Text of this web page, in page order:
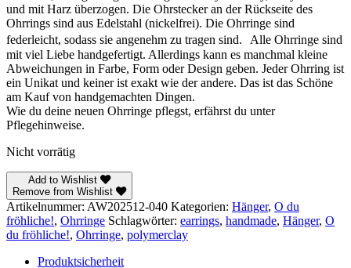
und mit Harz überzogen. Die Ohrstecker an der Rückseite des
Ohrrings sind aus Edelstahl (nickelfrei). Die Ohrringe sind
federleicht, sodass sie angenehm zu tragen sind. Alle Ohrringe sind
mit viel Liebe handgefertigt. Allerdings kann es manchmal kleine
Abweichungen in Farbe, Form oder Design geben. Jeder Ohrring ist
ein Unikat und keiner ist exakt wie der andere. Das ist das Schöne
am Kauf von handgemachten Dingen.
Wie du deine neuen Ohrringe pflegst, erfährst du unter
Pflegehinweise.
Nicht vorrätig
Add to Wishlist
Remove from Wishlist
Artikelnummer: AW202512-040 Kategorien: Hänger, O du
fröhliche!, Ohrringe Schlagwörter: earrings, handmade, Hänger, O
du fröhliche!, Ohrringe, polymerclay
Produktsicherheit